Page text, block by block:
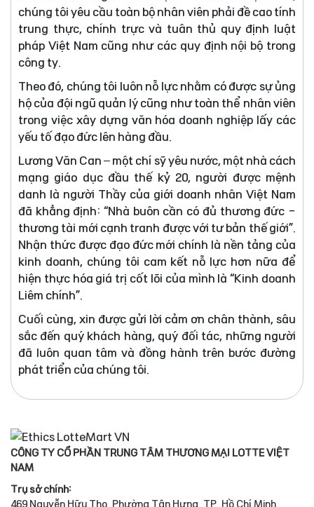
chúng tôi yêu cầu toàn bộ nhân viên phải đề cao tính
trung thực, chính trực và tuân thủ quy định luật
pháp Việt Nam cũng như các quy định nội bộ trong
công ty.
Theo đó, chúng tôi luôn nỗ lực nhằm có được sự ủng
hộ của đội ngũ quản lý cũng như toàn thể nhân viên
trong việc xây dựng văn hóa doanh nghiệp lấy các
yếu tố đạo đức lên hàng đầu.
Lương Văn Can – một chí sỹ yêu nước, một nhà cách
mạng giáo dục đầu thế kỷ 20, người được mệnh
danh là người Thầy của giới doanh nhân Việt Nam
đã khẳng định: “Nhà buôn cần có đủ thương đức -
thương tài mới cạnh tranh được với tư bản thế giới”.
Nhận thức được đạo đức mới chính là nền tảng của
kinh doanh, chúng tôi cam kết nỗ lực hơn nữa để
hiện thực hóa giá trị cốt lõi của mình là “Kinh doanh
Liêm chính”.
Cuối cùng, xin được gửi lời cảm ơn chân thành, sâu
sắc đến quý khách hàng, quý đối tác, những người
đã luôn quan tâm và đồng hành trên bước đường
phát triển của chúng tôi.
CÔNG TY CỔ PHẦN TRUNG TÂM THƯƠNG MẠI LOTTE VIỆT
NAM
Trụ sở chính:
469 Nguyễn Hữu Thọ, Phường Tân Hưng, TP. Hồ Chí Minh